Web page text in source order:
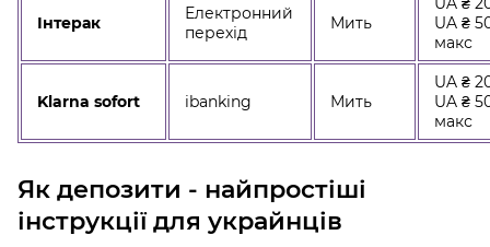
Інтерак
Електронний
перехід
Мить
UA ₴
макс
Klarna sofort ibanking Мить
UA ₴
UA ₴
макс
Як депозити - найпростіші
інструкції для украйнців